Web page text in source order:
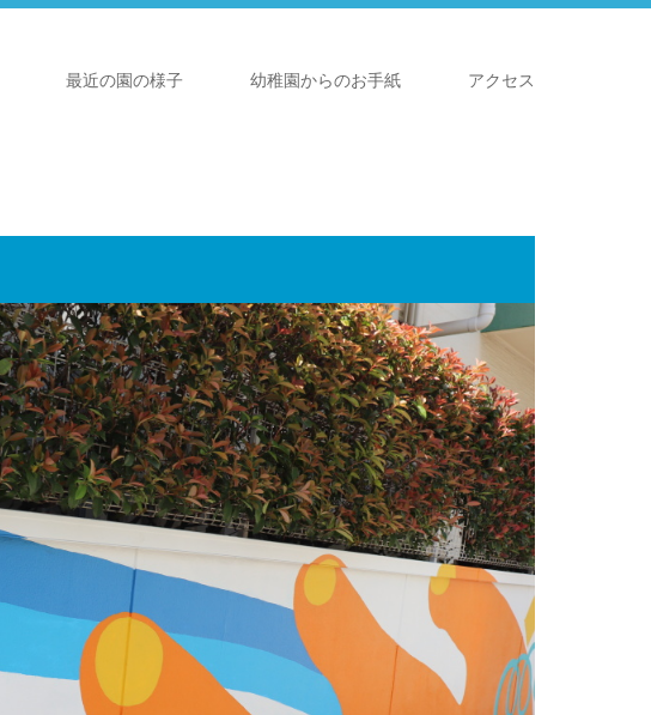
最近の園の様子 幼稚園からのお手紙 アクセス